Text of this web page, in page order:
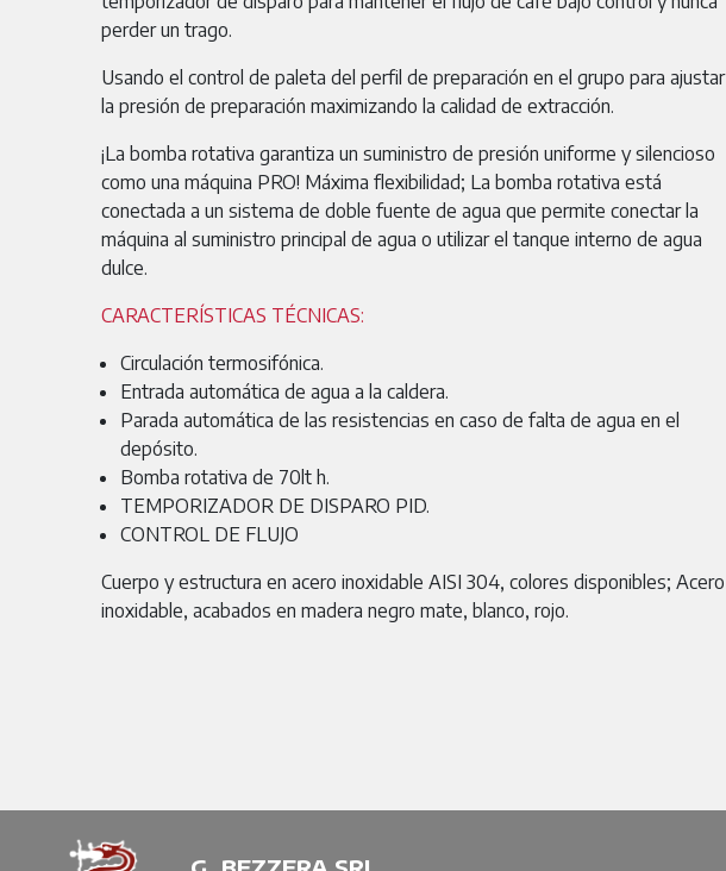
perder un trago.
Usando el control de paleta del perfil de preparación en el grupo para ajustar
la presión de preparación maximizando la calidad de extracción.
¡La bomba rotativa garantiza un suministro de presión uniforme y silencioso
como una máquina PRO! Máxima flexibilidad; La bomba rotativa está
conectada a un sistema de doble fuente de agua que permite conectar la
máquina al suministro principal de agua o utilizar el tanque interno de agua
dulce.
CARACTERÍSTICAS TÉCNICAS:
Circulación termosifónica.
Entrada automática de agua a la caldera.
Parada automática de las resistencias en caso de falta de agua en el
depósito.
Bomba rotativa de 70lt h.
TEMPORIZADOR DE DISPARO PID.
CONTROL DE FLUJO
Cuerpo y estructura en acero inoxidable AISI 304, colores disponibles; Acero
inoxidable, acabados en madera negro mate, blanco, rojo.